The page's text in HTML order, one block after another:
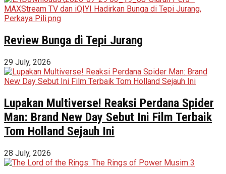
Review Bunga di Tepi Jurang
29 July, 2026
Lupakan Multiverse! Reaksi Perdana Spider
Man: Brand New Day Sebut Ini Film Terbaik
Tom Holland Sejauh Ini
28 July, 2026